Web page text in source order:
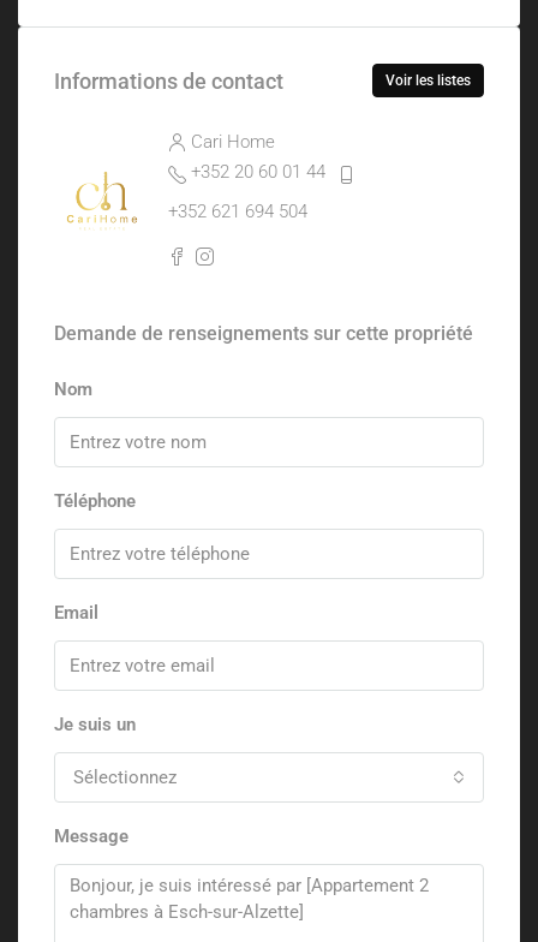
Informations de contact Voir les listes
Cari Home
+352 20 60 01 44
+352 621 694 504
Demande de renseignements sur cette propriété
Nom
Téléphone
Email
Je suis un
Sélectionnez
Message